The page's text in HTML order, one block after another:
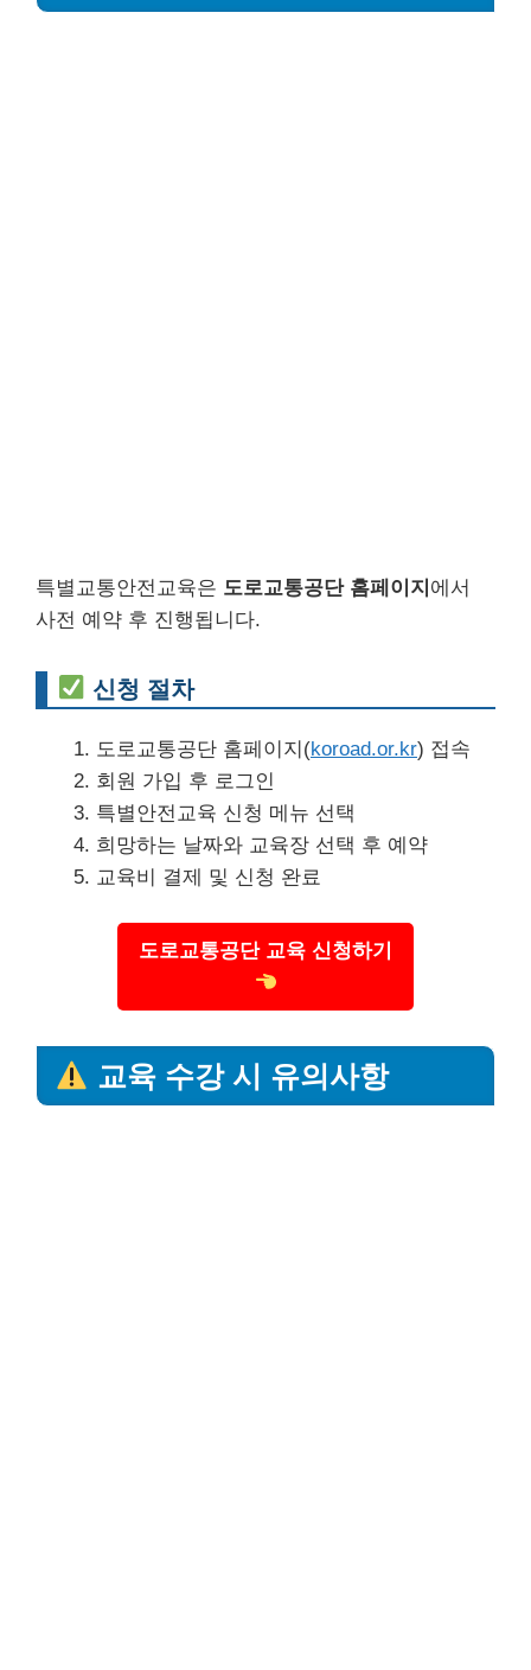
특별교통안전교육은 도로교통공단 홈페이지 에서
사전 예약 후 진행됩니다.
신청 절차
도로교통공단 홈페이지(koroad.or.kr) 접속
회원 가입 후 로그인
특별안전교육 신청 메뉴 선택
희망하는 날짜와 교육장 선택 후 예약
교육비 결제 및 신청 완료
도로교통공단 교육 신청하기
교육 수강 시 유의사항